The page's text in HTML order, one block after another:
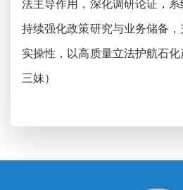
法主导作用，深化调研论证，系
持续强化政策研究与业务储备
实操性，以高质量立法护航石
三妹）